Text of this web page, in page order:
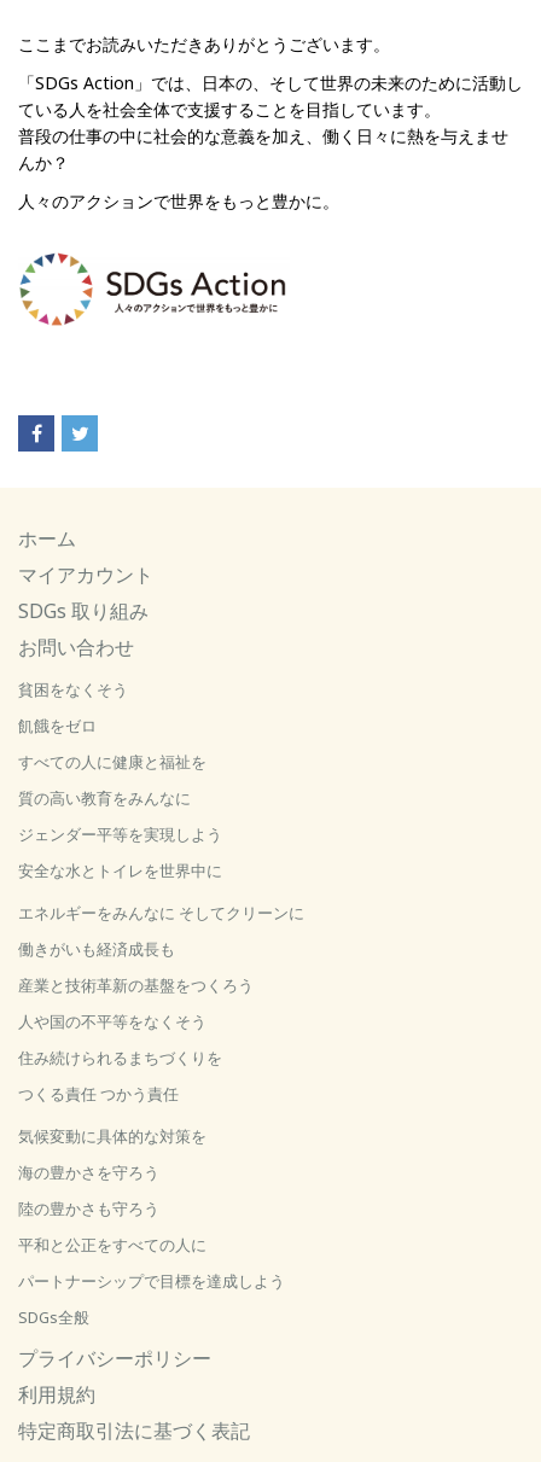
ここまでお読みいただきありがとうございます。
「SDGs Action」では、日本の、そして世界の未来のために活動し
ている人を社会全体で支援することを目指しています。
普段の仕事の中に社会的な意義を加え、働く日々に熱を与えませ
んか？
人々のアクションで世界をもっと豊かに。
ホーム
マイアカウント
SDGs 取り組み
お問い合わせ
貧困をなくそう
飢餓をゼロ
すべての人に健康と福祉を
質の高い教育をみんなに
ジェンダー平等を実現しよう
安全な水とトイレを世界中に
エネルギーをみんなに そしてクリーンに
働きがいも経済成長も
産業と技術革新の基盤をつくろう
人や国の不平等をなくそう
住み続けられるまちづくりを
つくる責任 つかう責任
気候変動に具体的な対策を
海の豊かさを守ろう
陸の豊かさも守ろう
平和と公正をすべての人に
パートナーシップで目標を達成しよう
SDGs全般
プライバシーポリシー
利用規約
特定商取引法に基づく表記